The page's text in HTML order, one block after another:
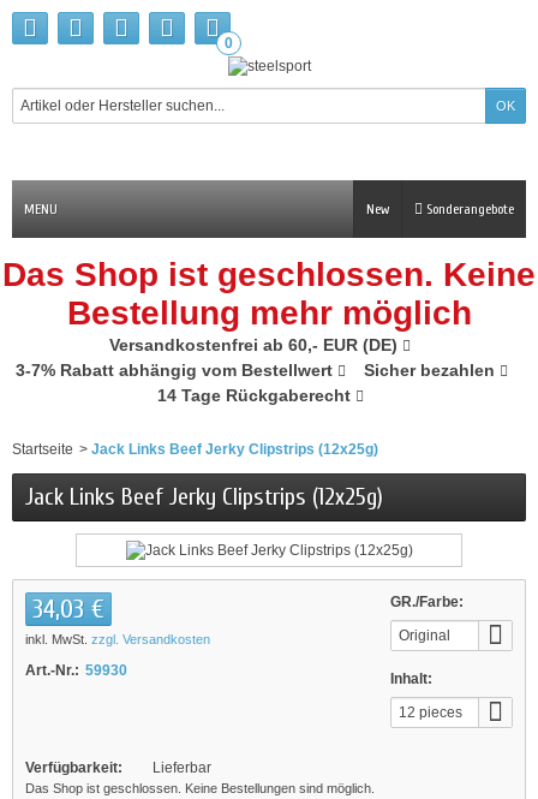
0
MENU Sonderangebote
New
Das Shop ist geschlossen. Keine
Bestellung mehr möglich
Versandkostenfrei ab 60,- EUR (DE)
3-7% Rabatt abhängig vom Bestellwert
Sicher bezahlen
14 Tage Rückgaberecht
Startseite > Jack Links Beef Jerky Clipstrips (12x25g)
Jack Links Beef Jerky Clipstrips (12x25g)
GR./Farbe:
Original
Inhalt:
12 pieces
34,03 €
inkl. MwSt. zzgl. Versandkosten
Art.-Nr.: 59930
Verfügbarkeit: Lieferbar
Das Shop ist geschlossen. Keine Bestellungen sind möglich.